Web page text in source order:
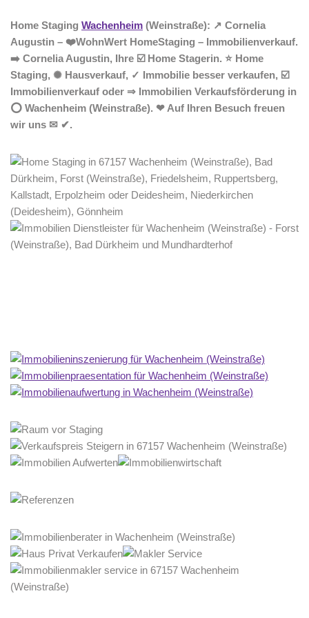
Home Staging Wachenheim (Weinstraße): ↗️ Cornelia
Augustin – ❤️WohnWert HomeStaging – Immobilienverkauf.
➡️ Cornelia Augustin, Ihre ☑️ Home Stagerin. ⭐ Home
Staging, ✺ Hausverkauf, ✓ Immobilie besser verkaufen, ☑️
Immobilienverkauf oder ⇒ Immobilien Verkaufsförderung in
⭕ Wachenheim (Weinstraße). ❤ Auf Ihren Besuch freuen
wir uns ✉ ✔.